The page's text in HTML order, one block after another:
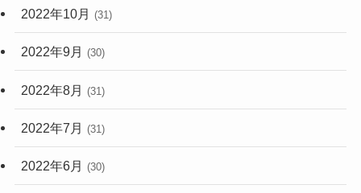
2022年10月 (31)
2022年9月 (30)
2022年8月 (31)
2022年7月 (31)
2022年6月 (30)